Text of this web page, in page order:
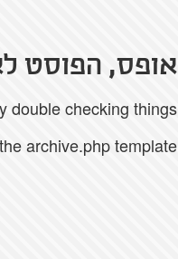
אופס, הפוסט
double checking things.
archive.php template.